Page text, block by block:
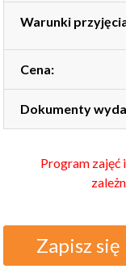
Warunki
Cena:
Dokumenty
Program zajęć
Zapisz